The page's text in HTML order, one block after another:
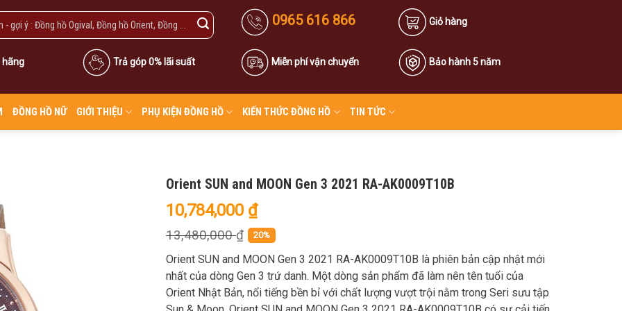
0965 616 866 Giỏ hàng
hãng Trả góp 0% lãi suất Miễn phí vận chuyển Bảo hành 5 năm
ĐỒNG HỒ NỮ GIỚI THIỆU PHỤ KIỆN ĐỒNG HỒ KIẾN THỨC ĐỒNG HỒ TIN TỨC
Orient SUN and MOON Gen 3 2021 RA-AK0009T10B
10,784,000 ₫
13,480,000₫ 20%
Orient SUN and MOON Gen 3 2021 RA-AK0009T10B là phiên bản cập nhật mới
nhất của dòng Gen 3 trứ danh. Một dòng sản phẩm đã làm nên tên tuổi của
Orient Nhật Bản, nổi tiếng bền bỉ với chất lượng vượt trội nằm trong Seri sưu tập